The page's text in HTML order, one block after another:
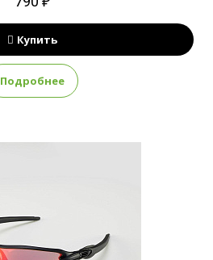
Купить
Подробнее